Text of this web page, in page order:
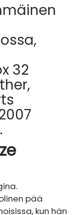
32
pää
kun hän